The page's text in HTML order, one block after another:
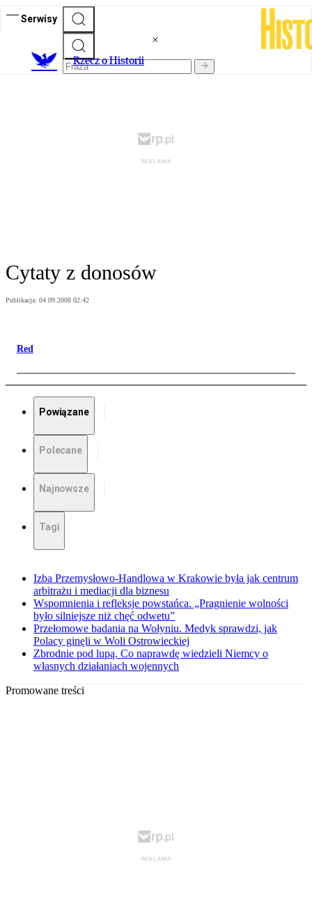
Serwisy
Rzecz o Historii
Cytaty z donosów
Publikacja: 04.09.2008 02:42
Red
Powiązane
Polecane
Najnowsze
Tagi
Izba Przemysłowo-Handlowa w Krakowie była jak centrum
arbitrażu i mediacji dla biznesu
Wspomnienia i refleksje powstańca. „Pragnienie wolności
było silniejsze niż chęć odwetu”
Przełomowe badania na Wołyniu. Medyk sprawdzi, jak
Polacy ginęli w Woli Ostrowieckiej
Zbrodnie pod lupą. Co naprawdę wiedzieli Niemcy o
własnych działaniach wojennych
Promowane treści